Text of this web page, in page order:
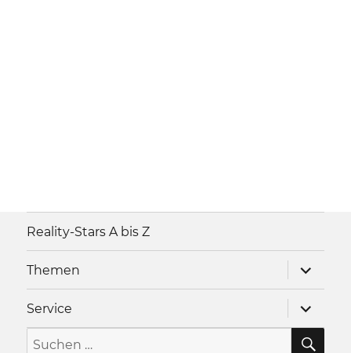
Reality-Stars A bis Z
Themen
anzeigen
Service
anzeigen
Suche